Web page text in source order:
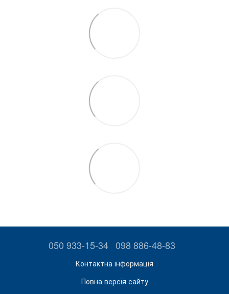
050 933-15-34 098 886-48-83
Контактна інформація
Повна версія сайту